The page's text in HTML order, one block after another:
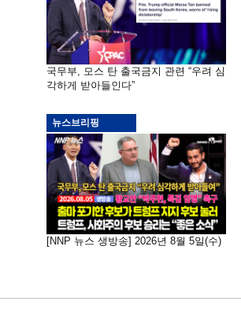
국무부, 모스 탄 출국금지 관련 “우려 심
각하게 받아들인다”
뉴스브리핑
[NNP 뉴스 생방송] 2026년 8월 5일(수)